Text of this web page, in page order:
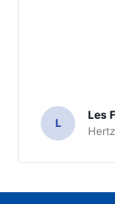
L
Les